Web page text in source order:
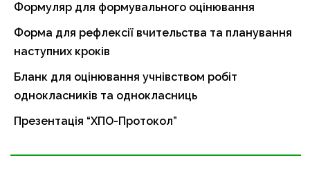
Формуляр для формувального оцінювання
Форма для рефлексії вчительства та планування
наступних кроків
Бланк для оцінювання учнівством робіт
однокласників та однокласниць
Презентація “ХПО-Протокол”